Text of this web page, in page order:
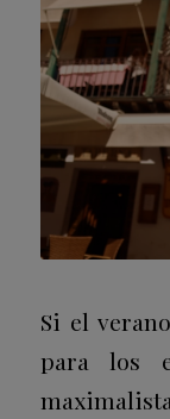
Si el
para los